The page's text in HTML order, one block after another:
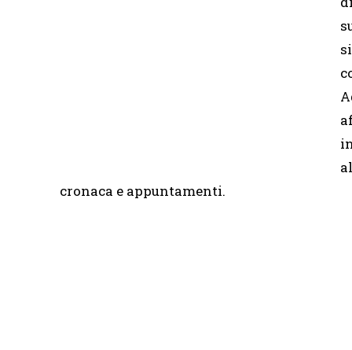
cronaca e appuntamenti.